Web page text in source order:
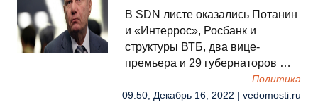
В SDN листе оказались Потанин
и «Интеррос», Росбанк и
структуры ВТБ, два вице-
премьера и 29 губернаторов …
Политика
09:50, Декабрь 16, 2022 | vedomosti.ru